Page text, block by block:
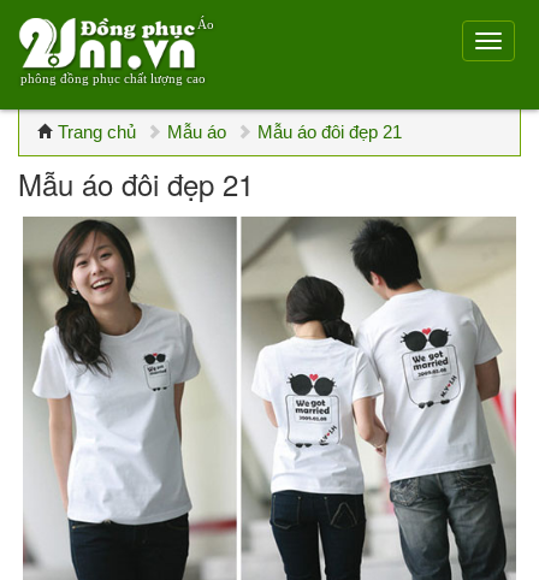
Áo
phông đồng phục chất lượng cao
Trang chủ Mẫu áo Mẫu áo đôi đẹp 21
Mẫu áo đôi đẹp 21